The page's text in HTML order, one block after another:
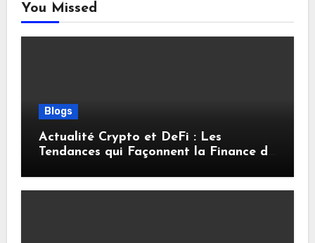
You Missed
Blogs
Actualité Crypto et DeFi : Les
Tendances qui Façonnent la Finance de